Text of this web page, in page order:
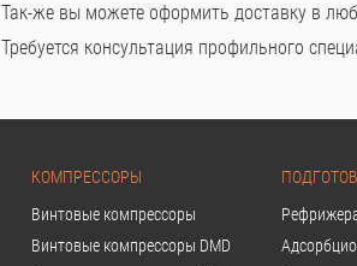
Так-же вы можете оформить доставку в
Требуется консультация профильного
КОМПРЕССОРЫ
Винтовые компрессоры
Винтовые компрессоры DMD